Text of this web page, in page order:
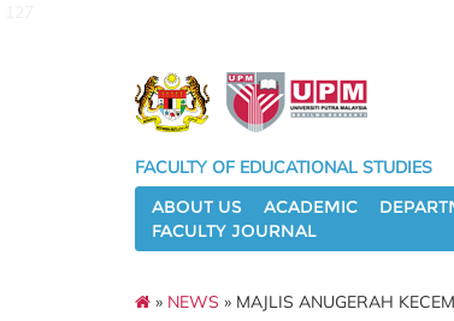
FACULTY OF EDUCATIONAL STUDIES
ABOUT US
ACADEMIC
FACULTY JOURNAL
» NEWS » MAJLIS ANUGERAH